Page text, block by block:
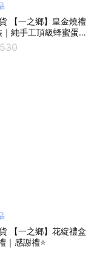
【一之鄉】皇金燒禮
純手工頂級蜂蜜蛋糕
【一之鄉】花綻禮盒
｜感謝禮⭐